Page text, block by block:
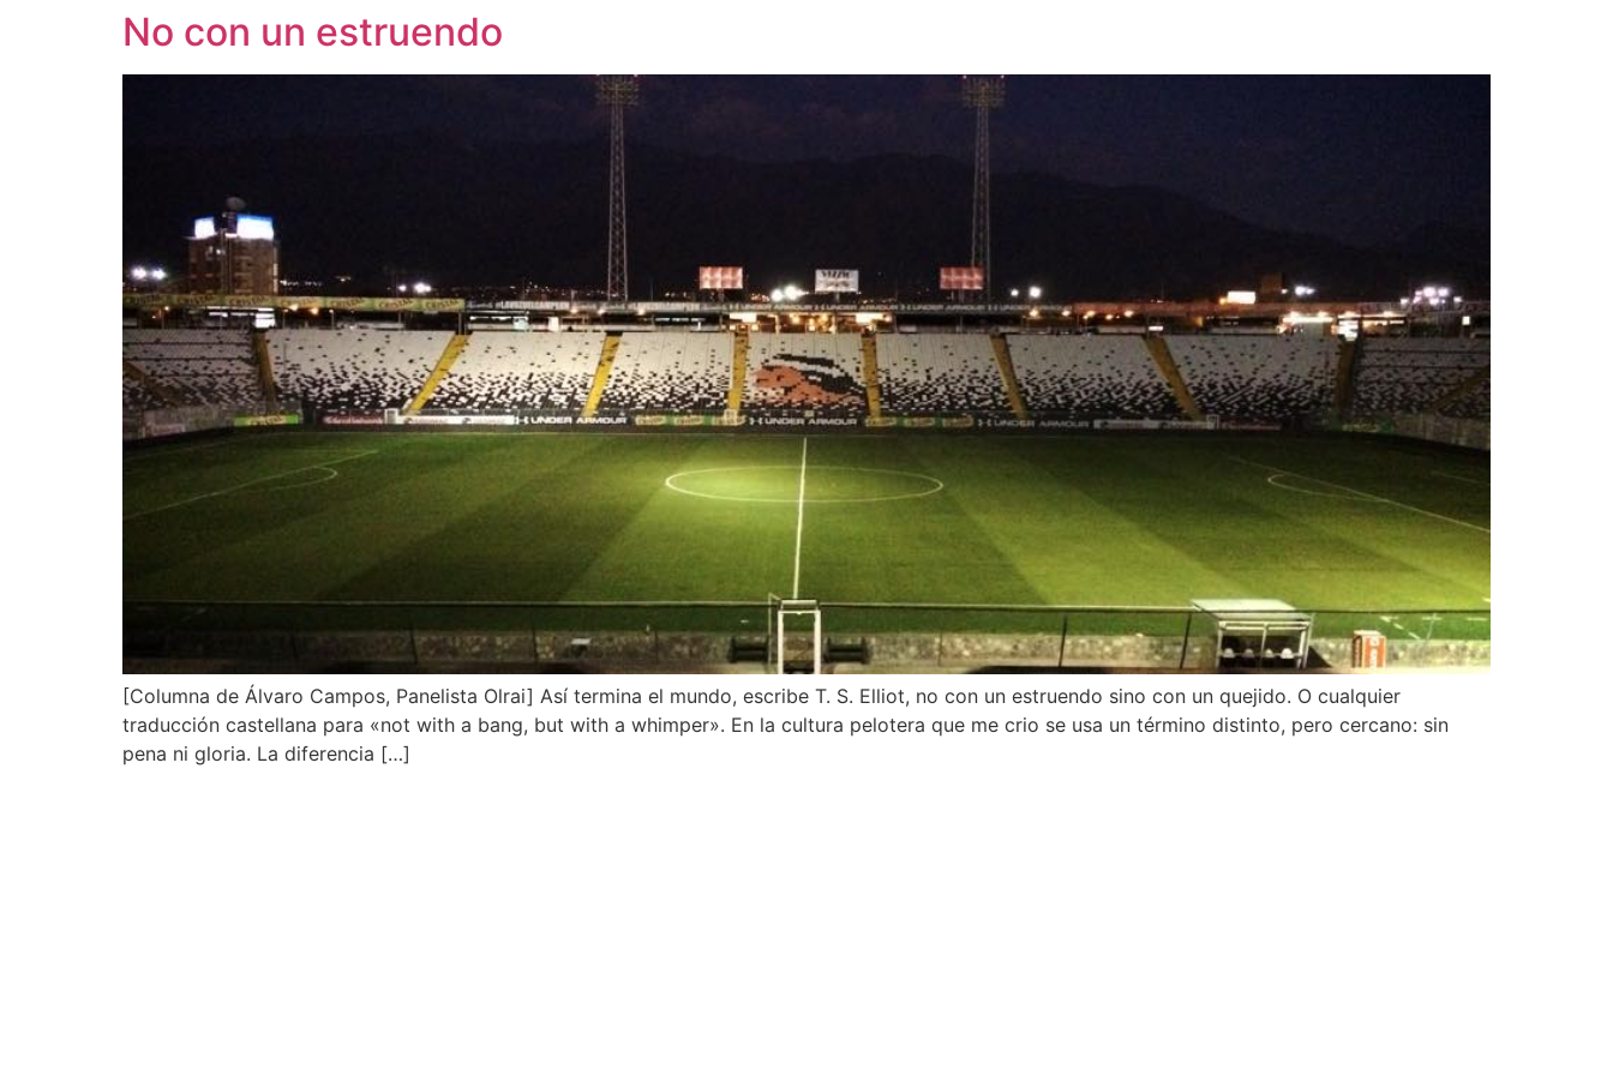
No con un estruendo
[Columna de Álvaro Campos, Panelista Olrai] Así termina el mundo, escribe T. S. Elliot, no con un estruendo sino con un quejido. O cualquier
traducción castellana para «not with a bang, but with a whimper». En la cultura pelotera que me crio se usa un término distinto, pero cercano: sin
pena ni gloria. La diferencia […]